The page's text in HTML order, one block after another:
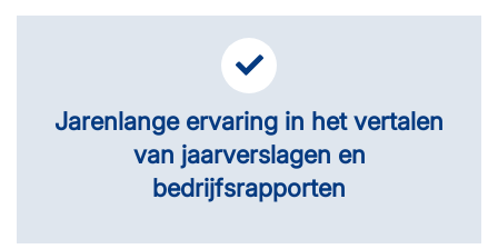
Jarenlange ervaring in het vertalen
van jaarverslagen en
bedrijfsrapporten